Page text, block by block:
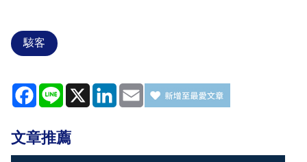
駭客
Facebook
Line X LinkedIn
Email
文章推薦